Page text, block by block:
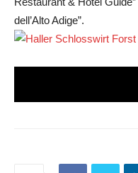
dell’Alto Adige”.